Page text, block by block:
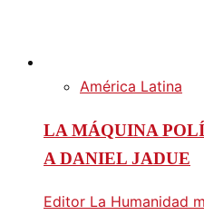
América Latina
LA MÁQUINA
A DANIEL JADUE
Editor La Humanidad